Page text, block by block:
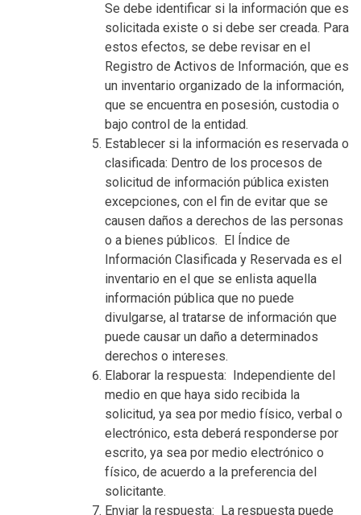
Se debe identificar si la información que es
solicitada existe o si debe ser creada. Para
estos efectos, se debe revisar en el
Registro de Activos de Información, que es
un inventario organizado de la información,
que se encuentra en posesión, custodia o
bajo control de la entidad.
Establecer si la información es reservada o
clasificada: Dentro de los procesos de
solicitud de información pública existen
excepciones, con el fin de evitar que se
causen daños a derechos de las personas
o a bienes públicos. El Índice de
Información Clasificada y Reservada es el
inventario en el que se enlista aquella
información pública que no puede
divulgarse, al tratarse de información que
puede causar un daño a determinados
derechos o intereses.
Elaborar la respuesta: Independiente del
medio en que haya sido recibida la
solicitud, ya sea por medio físico, verbal o
electrónico, esta deberá responderse por
escrito, ya sea por medio electrónico o
físico, de acuerdo a la preferencia del
solicitante.
Enviar la respuesta: La respuesta puede